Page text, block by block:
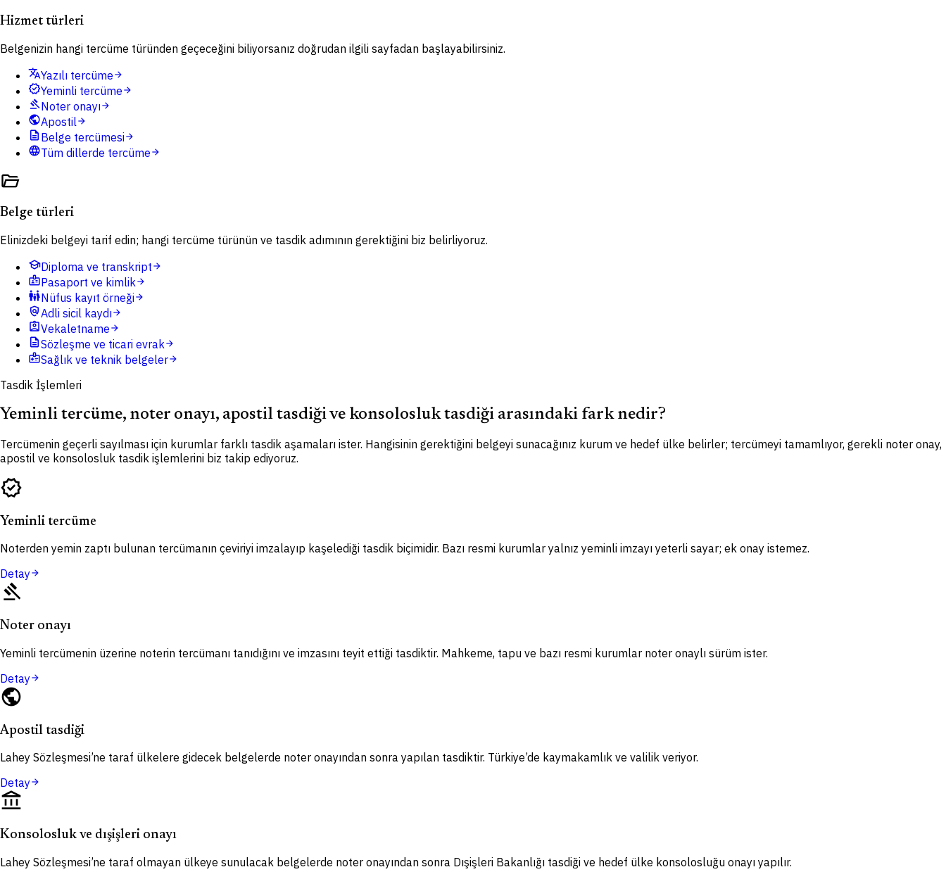
Hizmet türleri
Belgenizin hangi tercüme türünden geçeceğini biliyorsanız doğrudan ilgili sayfadan başlayabilirsiniz.
translateYazılı tercümearrow_forward
verifiedYeminli tercümearrow_forward
gavelNoter onayıarrow_forward
publicApostilarrow_forward
description Belge tercümesiarrow_forward
languageTüm dillerde tercümearrow_forward
folder_open
Belge türleri
Elinizdeki belgeyi tarif edin; hangi tercüme türünün ve tasdik adımının gerektiğini biz belirliyoruz.
schoolDiploma ve transkriptarrow_forward
badgePasaport ve kimlikarrow_forward
family_restroomNüfus kayıt örneğiarrow_forward
policyAdli sicil kaydıarrow_forward
assignment_indVekaletnamearrow_forward
descriptionSözleşme ve ticari evrakarrow_forward
medical_informationSağlık ve teknik belgelerarrow_forward
Tasdik İşlemleri
Yeminli tercüme, noter onayı, apostil tasdiği ve konsolosluk tasdiği arasındaki fark nedir?
Tercümenin geçerli sayılması için kurumlar farklı tasdik aşamaları ister. Hangisinin gerektiğini belgeyi sunacağınız kurum ve hedef ülke belirler; tercümeyi tamamlıyor, gerekli noter onay,
apostil ve konsolosluk tasdik işlemlerini biz takip ediyoruz.
verified
Yeminli tercüme
Noterden yemin zaptı bulunan tercümanın çeviriyi imzalayıp kaşelediği tasdik biçimidir. Bazı resmi kurumlar yalnız yeminli imzayı yeterli sayar; ek onay istemez.
Detayarrow_forward
gavel
Noter onayı
Yeminli tercümenin üzerine noterin tercümanı tanıdığını ve imzasını teyit ettiği tasdiktir. Mahkeme, tapu ve bazı resmi kurumlar noter onaylı sürüm ister.
Detayarrow_forward
public
Apostil tasdiği
Lahey Sözleşmesi’ne taraf ülkelere gidecek belgelerde noter onayından sonra yapılan tasdiktir. Türkiye’de kaymakamlık ve valilik veriyor.
Detayarrow_forward
account_balance
Konsolosluk ve dışişleri onayı
Lahey Sözleşmesi’ne taraf olmayan ülkeye sunulacak belgelerde noter onayından sonra Dışişleri Bakanlığı tasdiği ve hedef ülke konsolosluğu onayı yapılır.